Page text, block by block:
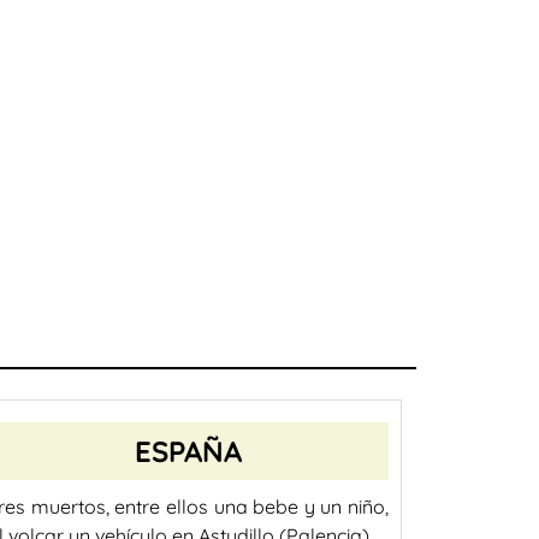
ESPAÑA
muertos, entre ellos una bebe y un niño,